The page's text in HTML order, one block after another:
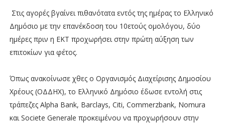
Στις αγορές βγαίνει πιθανότατα εντός της ημέρας το Ελληνικό
Δημόσιο με την επανέκδοση του 10ετούς ομολόγου, δύο
ημέρες πριν η ΕΚΤ προχωρήσει στην πρώτη αύξηση των
επιτοκίων για φέτος.
Όπως ανακοίνωσε χθες ο Οργανισμός Διαχείρισης Δημοσίου
Χρέους (ΟΔΔΗΧ), το Ελληνικό Δημόσιο έδωσε εντολή στις
τράπεζες Alpha Bank, Barclays, Citi, Commerzbank, Nomura
και Societe Generale προκειμένου να προχωρήσουν στην